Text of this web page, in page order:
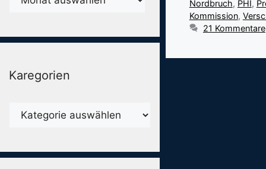
Nordbruch, PHI,
Kommission,
21 Kommentare
Karegorien
Karegorien